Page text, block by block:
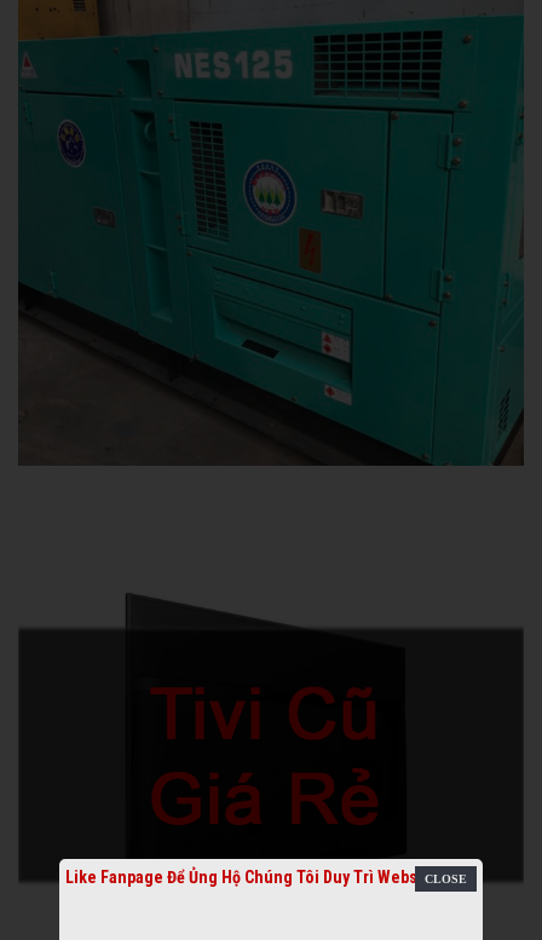
Like Fanpage Để Ủng Hộ Chúng Tôi Duy Trì Website